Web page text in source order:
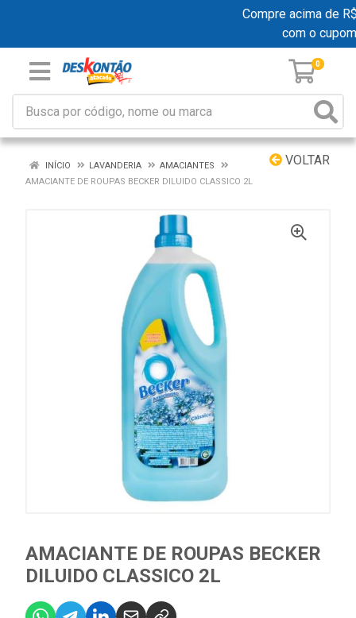
Compre acima de
com o
0
VOLTAR
INÍCIO LAVANDERIA
AMACIANTES
AMACIANTE DE ROUPAS BECKER DILUIDO CLASSICO 2L
AMACIANTE DE ROUPAS BECKER
DILUIDO CLASSICO 2L